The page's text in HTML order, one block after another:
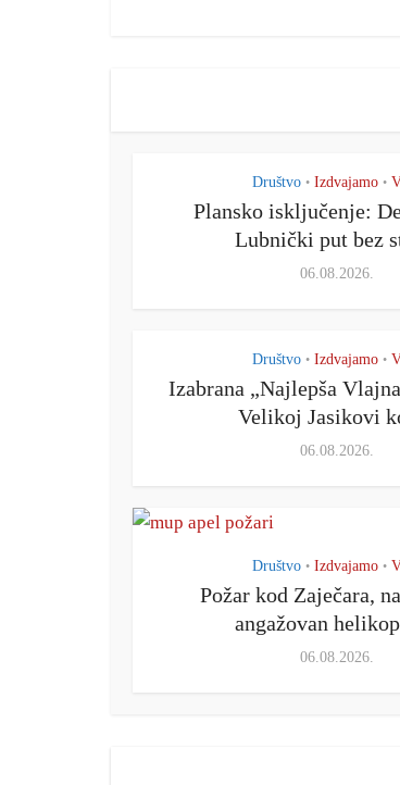
Društvo • Izdvajamo •
Plansko isključenje:
Lubnički put bez
06.08.2026.
Društvo • Izdvajamo •
Izabrana „Najlepša
Velikoj Jasikovi
06.08.2026.
Društvo • Izdvajamo •
Požar kod Zaječara,
angažovan
06.08.2026.